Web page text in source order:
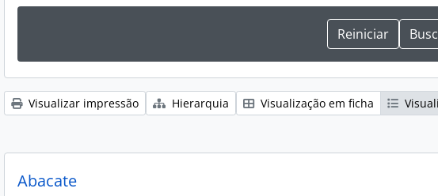
Visualizar impressão Hierarquia Visualização em ficha
Abacate